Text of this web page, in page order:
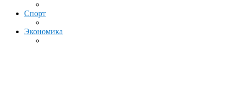
Спорт
Экономика